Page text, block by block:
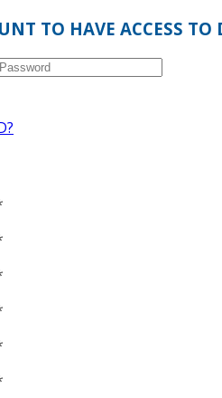
TO HAVE ACCESS TO